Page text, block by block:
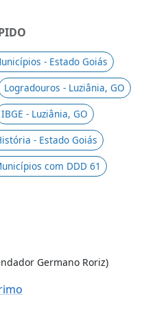
- Estado Goiás
Logradouros - Luziânia, GO
IBGE - Luziânia, GO
- Estado Goiás
com DDD 61
Germano Roriz)